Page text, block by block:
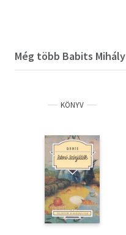
Még több Babits Mihály
KÖNYV